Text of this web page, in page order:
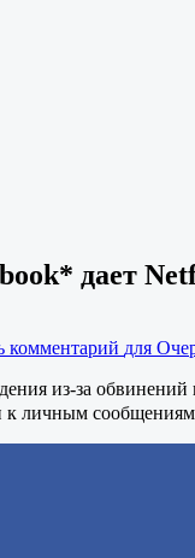
дает
комментарий для
из-за
к личным сообщениям